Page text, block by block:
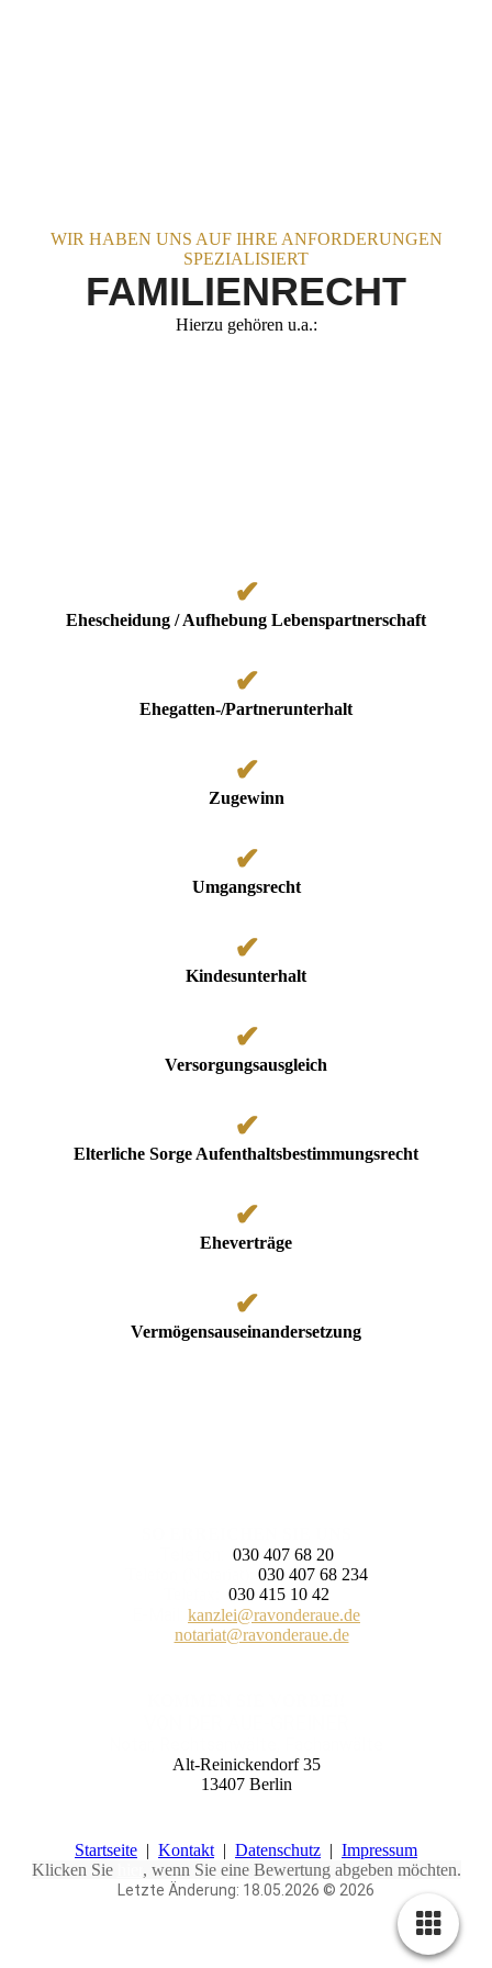
WIR HABEN UNS AUF IHRE ANFORDE­RUNGEN
SPEZIALISIERT
FAMILIENRECHT
Hierzu gehören u.a.:
✔
Ehescheidung / Aufhebung Lebenspartnerschaft
✔
Ehegatten-/Partnerunterhalt
✔
Zugewinn
✔
Umgangsrecht
✔
Kindesunterhalt
✔
Versorgungsausgleich
✔
Elterliche Sorge Aufenthaltsbestimmungsrecht
✔
Eheverträge
✔
Vermögensauseinandersetzung
030 407 68 20
030 407 68 234
030 415 10 42
kanzlei@ravonderaue.de
notariat@ravonderaue.de
Alt-Reinickendorf 35
13407 Berlin
Startseite | Kontakt | Daten­schutz | Impressum
Klicken Sie
, wenn Sie eine Bewertung abgeben möchten.
Letzte Änderung: 18.05.2026 © 2026